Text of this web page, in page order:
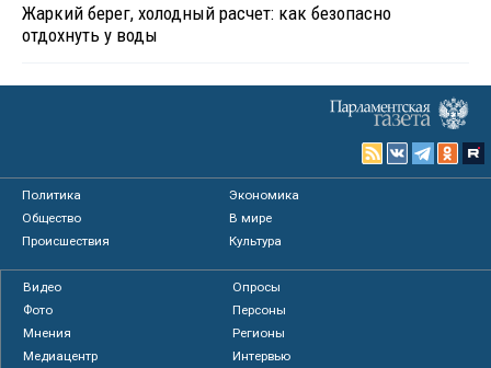
Жаркий берег, холодный расчет: как безопасно
отдохнуть у воды
Политика
Экономика
Общество
В мире
Происшествия
Культура
Видео
Опросы
Фото
Персоны
Мнения
Регионы
Медиацентр
Интервью